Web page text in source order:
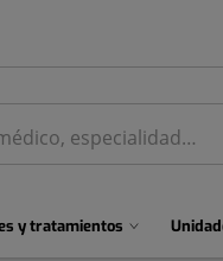
y tratamientos